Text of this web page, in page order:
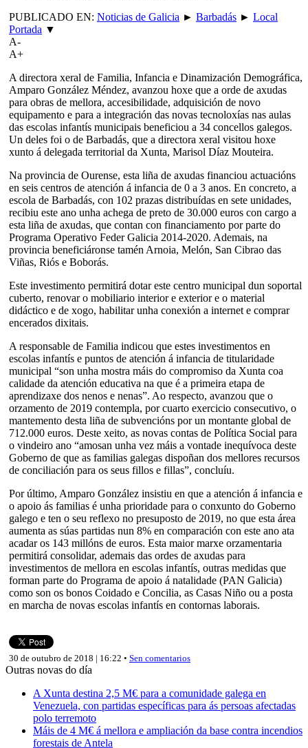
PUBLICADO EN: Noticias de Galicia ► Barbadás ► Local
Portada ▼
A-
A+
A directora xeral de Familia, Infancia e Dinamización Demográfica,
Amparo González Méndez, avanzou hoxe que a orde de axudas
para obras de mellora, accesibilidade, adquisición de novo
equipamento e para a integración das novas tecnoloxías nas aulas
das escolas infantís municipais beneficiou a 34 concellos galegos.
Un deles foi o de Barbadás, que a directora xeral visitou hoxe
xunto á delegada territorial da Xunta, Marisol Díaz Mouteira.
Na provincia de Ourense, esta liña de axudas financiou actuacións
en seis centros de atención á infancia de 0 a 3 anos. En concreto, a
escola de Barbadás, con 102 prazas distribuídas en sete unidades,
recibiu este ano unha achega de preto de 30.000 euros con cargo a
esta liña de axudas, que contan con financiamento por parte do
Programa Operativo Feder Galicia 2014-2020. Ademais, na
provincia beneficiáronse tamén Arnoia, Melón, San Cibrao das
Viñas, Riós e Boborás.
Este investimento permitirá dotar este centro municipal dun soportal
cuberto, renovar o mobiliario interior e exterior e o material
didáctico e de xogo, habilitar unha conexión a internet e comprar
encerados dixitais.
A responsable de Familia indicou que estes investimentos en
escolas infantís e puntos de atención á infancia de titularidade
municipal “son unha mostra máis do compromiso da Xunta coa
calidade da atención educativa na que é a primeira etapa de
aprendizaxe dos nenos e nenas”. Ao respecto, avanzou que o
orzamento de 2019 contempla, por cuarto exercicio consecutivo, o
mantemento desta liña de subvencións por un montante global de
712.000 euros. Deste xeito, as novas contas de Política Social para
o vindeiro ano “amosan unha vez máis a vontade inequívoca deste
Goberno de que as familias galegas dispoñan dos mellores recursos
de conciliación para os seus fillos e fillas”, concluíu.
Por último, Amparo González insistiu en que a atención á infancia e
o apoio ás familias é unha prioridade para o conxunto do Goberno
galego e ten o seu reflexo no presuposto de 2019, no que esta área
aumenta as súas partidas nun 8% en comparación con este ano ata
acadar os 143 millóns de euros. Esta maior marxe orzamentaria
permitirá consolidar, ademais das ordes de axudas para
investimentos de mellora en escolas infantís, outras medidas que
forman parte do Programa de apoio á natalidade (PAN Galicia)
como son os bonos Coidado e Concilia, as Casas Niño ou a posta
en marcha de novas escolas infantís en contornas laborais.
30 de outubro de 2018 | 16:22 • Sen comentarios
Outras novas do día
A Xunta destina 2,5 M€ para a comunidade galega en
Venezuela, con partidas específicas para ás persoas afectadas
polo terremoto
Máis de 4 M€ á mellora e ampliación da base contra incendios
forestais de Antela